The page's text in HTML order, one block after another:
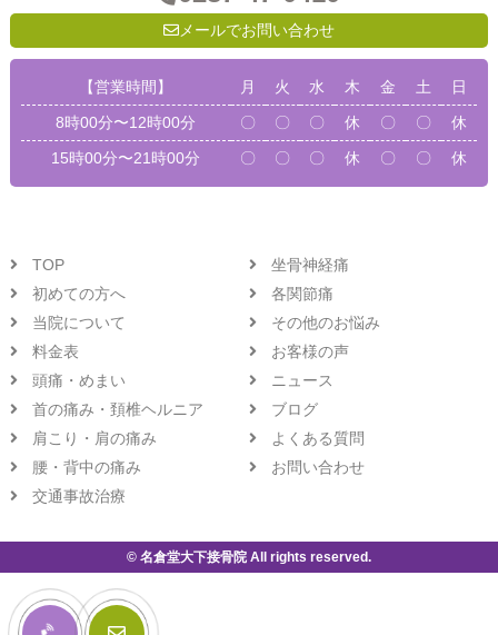
メールでお問い合わせ
【営業時間】 月 火 水 木 金 土
日
8時00分〜12時00分
〇 〇 〇 休 〇 〇
休
15時00分〜21時00分
〇 〇 〇 休 〇 〇 休
TOP
初めての方へ
当院について
料金表
頭痛・めまい
首の痛み・頚椎ヘルニア
肩こり・肩の痛み
腰・背中の痛み
交通事故治療
坐骨神経痛
各関節痛
その他のお悩み
お客様の声
ニュース
ブログ
よくある質問
お問い合わせ
© 名倉堂大下接骨院 All rights reserved.